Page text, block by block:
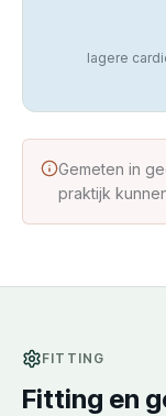
lagere
Gemeten in
praktijk
FITTING
Fitting en